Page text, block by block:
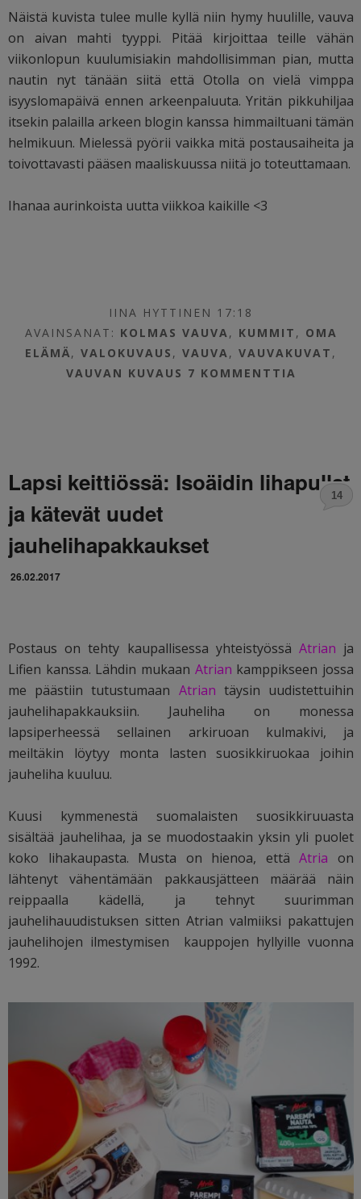
Näistä kuvista tulee mulle kyllä niin hymy huulille, vauva
on aivan mahti tyyppi. Pitää kirjoittaa teille vähän
viikonlopun kuulumisiakin mahdollisimman pian, mutta
nautin nyt tänään siitä että Otolla on vielä vimppa
isyyslomapäivä ennen arkeenpaluuta. Yritän pikkuhiljaa
itsekin palailla arkeen blogin kanssa himmailtuani tämän
helmikuun. Mielessä pyörii vaikka mitä postausaiheita ja
toivottavasti pääsen maaliskuussa niitä jo toteuttamaan.
Ihanaa aurinkoista uutta viikkoa kaikille <3
IINA HYTTINEN 17:18
AVAINSANAT: KOLMAS VAUVA, KUMMIT , OMA
ELÄMÄ,VALOKUVAUS ,VAUVA,VAUVAKUVAT ,
VAUVAN KUVAUS 7 KOMMENTTIA
Lapsi keittiössä: Isoäidin lihapullat
ja kätevät uudet
jauhelihapakkaukset
26.02.2017
14
Postaus on tehty kaupallisessa yhteistyössä Atrian ja
Lifien kanssa. Lähdin mukaan Atrian kamppikseen jossa
me päästiin tutustumaan Atrian täysin uudistettuihin
jauhelihapakkauksiin. Jauheliha on monessa
lapsiperheessä sellainen arkiruoan kulmakivi, ja
meiltäkin löytyy monta lasten suosikkiruokaa joihin
jauheliha kuuluu.
Kuusi kymmenestä suomalaisten suosikkiruuasta
sisältää jauhelihaa, ja se muodostaakin yksin yli puolet
koko lihakaupasta. Musta on hienoa, ettäAtria on
lähtenyt vähentämään pakkausjätteen määrää näin
reippaalla kädellä, ja tehnyt suurimman
jauhelihauudistuksen sitten Atrian valmiiksi pakattujen
jauhelihojen ilmestymisen kauppojen hyllyille vuonna
1992.